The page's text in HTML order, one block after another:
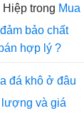
Hiệptrong Mua
bảo chất
hợp lý ?
đá khô ở đâu
lượng và giá